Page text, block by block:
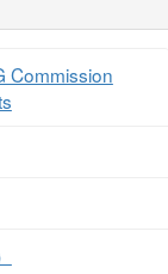
Commission